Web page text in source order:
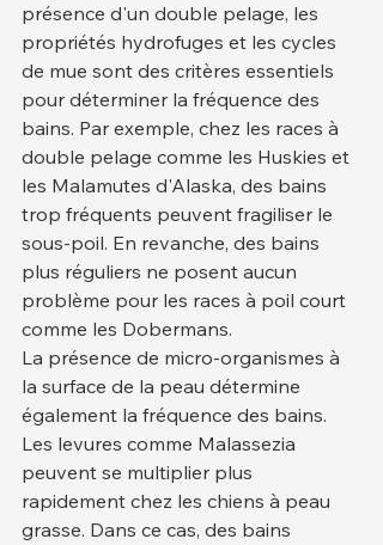
présence d'un double pelage, les
propriétés hydrofuges et les cycles
de mue sont des critères essentiels
pour déterminer la fréquence des
bains. Par exemple, chez les races à
double pelage comme les Huskies et
les Malamutes d'Alaska, des bains
trop fréquents peuvent fragiliser le
sous-poil. En revanche, des bains
plus réguliers ne posent aucun
problème pour les races à poil court
comme les Dobermans.
La présence de micro-organismes à
la surface de la peau détermine
également la fréquence des bains.
Les levures comme Malassezia
peuvent se multiplier plus
rapidement chez les chiens à peau
grasse. Dans ce cas, des bains